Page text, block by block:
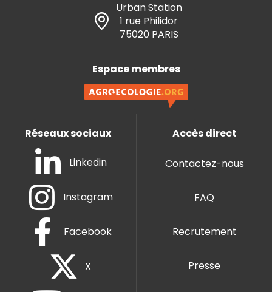
Urban Station
1 rue Philidor
75020 PARIS
Espace membres
Réseaux sociaux
Linkedin
Instagram
Facebook
X
Accès direct
Contactez-nous
FAQ
Recrutement
Presse